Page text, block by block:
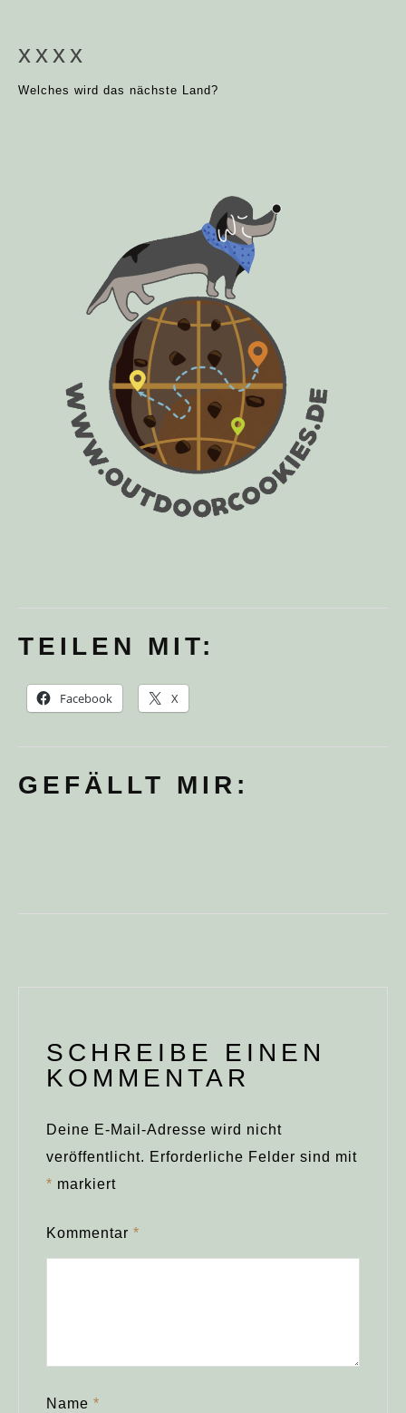
xxxx
Welches wird das nächste Land?
TEILEN MIT:
Facebook X
GEFÄLLT MIR:
SCHREIBE EINEN
KOMMENTAR
Deine E-Mail-Adresse wird nicht
veröffentlicht. Erforderliche Felder sind mit
* markiert
Kommentar *
Name *